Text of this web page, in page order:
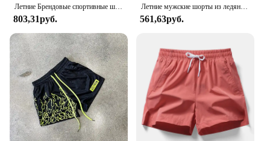
Летние Брендовые спортивные шорты, новые американские спортивные быстросохнущие сетчатые шорты для фитнеса, мужские баскетбольные шорты
803,31руб.
Летние мужские шорты из ледяного шелка для бега в тренажерном зале, спортивные шорты, быстросохнущие дышащие пляжные шорты для фитнеса, бега, крутая повседневная спортивная одежда
561,63руб.